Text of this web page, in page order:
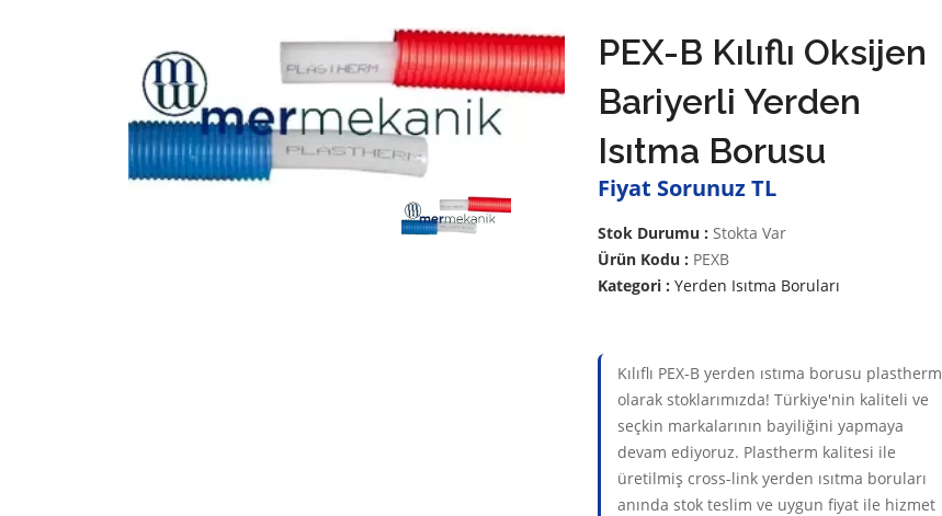
PEX-B Kılıflı Oksijen
Bariyerli Yerden
Isıtma Borusu
Fiyat Sorunuz TL
Stok Durumu : Stokta Var
Ürün Kodu : PEXB
Kategori : Yerden Isıtma Boruları
Kılıflı PEX-B yerden ıstıma borusu plastherm
olarak stoklarımızda! Türkiye'nin kaliteli ve
seçkin markalarının bayiliğini yapmaya
devam ediyoruz. Plastherm kalitesi ile
üretilmiş cross-link yerden ısıtma boruları
anında stok teslim ve uygun fiyat ile hizmet